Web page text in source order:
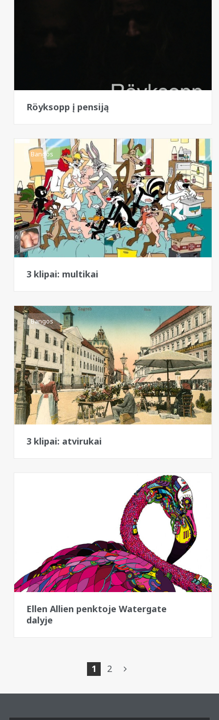
Röyksopp į pensiją
Bangos
3 klipai: multikai
Bangos
3 klipai: atvirukai
Ellen Allien penktoje Watergate
dalyje
pagination
1 2